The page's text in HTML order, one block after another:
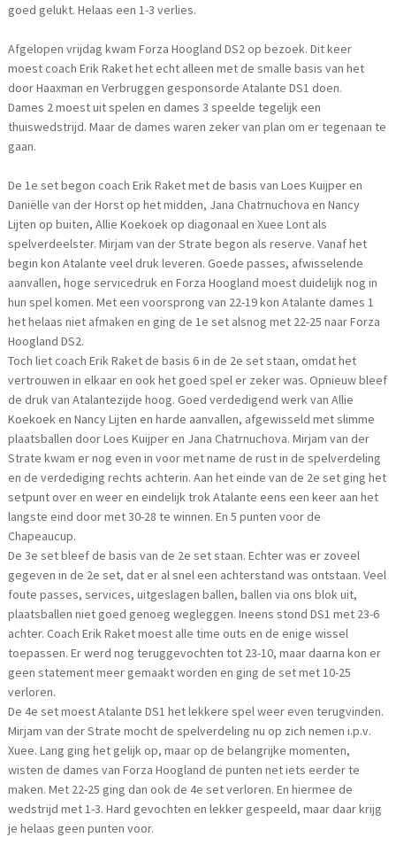
goed gelukt. Helaas een 1-3 verlies.
Afgelopen vrijdag kwam Forza Hoogland DS2 op bezoek. Dit keer
moest coach Erik Raket het echt alleen met de smalle basis van het
door Haaxman en Verbruggen gesponsorde Atalante DS1 doen.
Dames 2 moest uit spelen en dames 3 speelde tegelijk een
thuiswedstrijd. Maar de dames waren zeker van plan om er tegenaan te
gaan.
De 1e set begon coach Erik Raket met de basis van Loes Kuijper en
Daniëlle van der Horst op het midden, Jana Chatrnuchova en Nancy
Lijten op buiten, Allie Koekoek op diagonaal en Xuee Lont als
spelverdeelster. Mirjam van der Strate begon als reserve. Vanaf het
begin kon Atalante veel druk leveren. Goede passes, afwisselende
aanvallen, hoge servicedruk en Forza Hoogland moest duidelijk nog in
hun spel komen. Met een voorsprong van 22-19 kon Atalante dames 1
het helaas niet afmaken en ging de 1e set alsnog met 22-25 naar Forza
Hoogland DS2.
Toch liet coach Erik Raket de basis 6 in de 2e set staan, omdat het
vertrouwen in elkaar en ook het goed spel er zeker was. Opnieuw bleef
de druk van Atalantezijde hoog. Goed verdedigend werk van Allie
Koekoek en Nancy Lijten en harde aanvallen, afgewisseld met slimme
plaatsballen door Loes Kuijper en Jana Chatrnuchova. Mirjam van der
Strate kwam er nog even in voor met name de rust in de spelverdeling
en de verdediging rechts achterin. Aan het einde van de 2e set ging het
setpunt over en weer en eindelijk trok Atalante eens een keer aan het
langste eind door met 30-28 te winnen. En 5 punten voor de
Chapeaucup.
De 3e set bleef de basis van de 2e set staan. Echter was er zoveel
gegeven in de 2e set, dat er al snel een achterstand was ontstaan. Veel
foute passes, services, uitgeslagen ballen, ballen via ons blok uit,
plaatsballen niet goed genoeg wegleggen. Ineens stond DS1 met 23-6
achter. Coach Erik Raket moest alle time outs en de enige wissel
toepassen. Er werd nog teruggevochten tot 23-10, maar daarna kon er
geen statement meer gemaakt worden en ging de set met 10-25
verloren.
De 4e set moest Atalante DS1 het lekkere spel weer even terugvinden.
Mirjam van der Strate mocht de spelverdeling nu op zich nemen i.p.v.
Xuee. Lang ging het gelijk op, maar op de belangrijke momenten,
wisten de dames van Forza Hoogland de punten net iets eerder te
maken. Met 22-25 ging dan ook de 4e set verloren. En hiermee de
wedstrijd met 1-3. Hard gevochten en lekker gespeeld, maar daar krijg
je helaas geen punten voor.